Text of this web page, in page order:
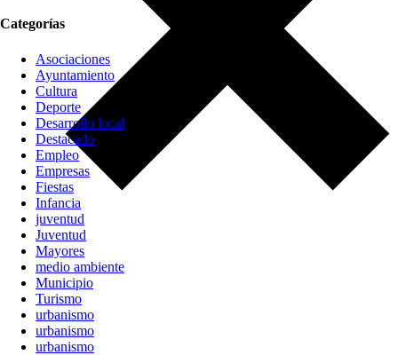
Categorías
Asociaciones
Ayuntamiento
Cultura
Deporte
Desarrollo local
Destacado
Empleo
Empresas
Fiestas
Infancia
juventud
Juventud
Mayores
medio ambiente
Municipio
Turismo
urbanismo
urbanismo
urbanismo